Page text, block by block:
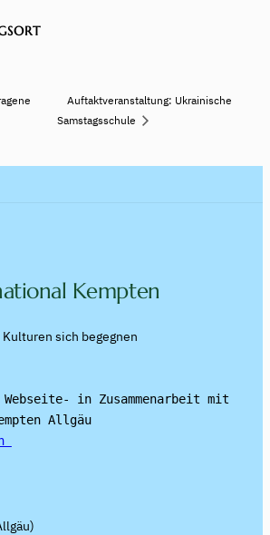
Auftaktveranstaltung: Ukrainische
Samstagsschule
Kempten
sich begegnen
in Zusammenarbeit mit
Allgäu